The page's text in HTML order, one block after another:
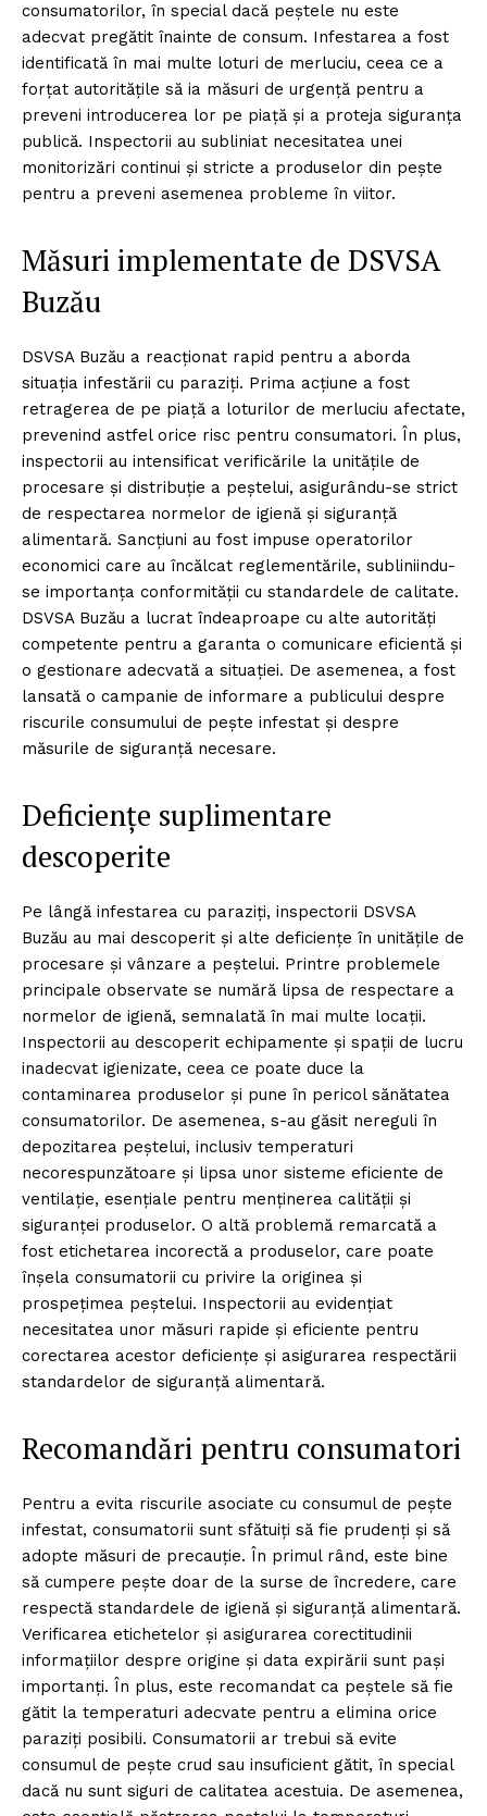
consumatorilor, în special dacă peștele nu este
adecvat pregătit înainte de consum. Infestarea a fost
identificată în mai multe loturi de merluciu, ceea ce a
forțat autoritățile să ia măsuri de urgență pentru a
preveni introducerea lor pe piață și a proteja siguranța
publică. Inspectorii au subliniat necesitatea unei
monitorizări continui și stricte a produselor din pește
pentru a preveni asemenea probleme în viitor.
Măsuri implementate de DSVSA
Buzău
DSVSA Buzău a reacționat rapid pentru a aborda
situația infestării cu paraziți. Prima acțiune a fost
retragerea de pe piață a loturilor de merluciu afectate,
prevenind astfel orice risc pentru consumatori. În plus,
inspectorii au intensificat verificările la unitățile de
procesare și distribuție a peștelui, asigurându-se strict
de respectarea normelor de igienă și siguranță
alimentară. Sancțiuni au fost impuse operatorilor
economici care au încălcat reglementările, subliniindu-
se importanța conformității cu standardele de calitate.
DSVSA Buzău a lucrat îndeaproape cu alte autorități
competente pentru a garanta o comunicare eficientă și
o gestionare adecvată a situației. De asemenea, a fost
lansată o campanie de informare a publicului despre
riscurile consumului de pește infestat și despre
măsurile de siguranță necesare.
Deficiențe suplimentare
descoperite
Pe lângă infestarea cu paraziți, inspectorii DSVSA
Buzău au mai descoperit și alte deficiențe în unitățile de
procesare și vânzare a peștelui. Printre problemele
principale observate se numără lipsa de respectare a
normelor de igienă, semnalată în mai multe locații.
Inspectorii au descoperit echipamente și spații de lucru
inadecvat igienizate, ceea ce poate duce la
contaminarea produselor și pune în pericol sănătatea
consumatorilor. De asemenea, s-au găsit nereguli în
depozitarea peștelui, inclusiv temperaturi
necorespunzătoare și lipsa unor sisteme eficiente de
ventilație, esențiale pentru menținerea calității și
siguranței produselor. O altă problemă remarcată a
fost etichetarea incorectă a produselor, care poate
înșela consumatorii cu privire la originea și
prospețimea peștelui. Inspectorii au evidențiat
necesitatea unor măsuri rapide și eficiente pentru
corectarea acestor deficiențe și asigurarea respectării
standardelor de siguranță alimentară.
Recomandări pentru consumatori
Pentru a evita riscurile asociate cu consumul de pește
infestat, consumatorii sunt sfătuiți să fie prudenți și să
adopte măsuri de precauție. În primul rând, este bine
să cumpere pește doar de la surse de încredere, care
respectă standardele de igienă și siguranță alimentară.
Verificarea etichetelor și asigurarea corectitudinii
informațiilor despre origine și data expirării sunt pași
importanți. În plus, este recomandat ca peștele să fie
gătit la temperaturi adecvate pentru a elimina orice
paraziți posibili. Consumatorii ar trebui să evite
consumul de pește crud sau insuficient gătit, în special
dacă nu sunt siguri de calitatea acestuia. De asemenea,